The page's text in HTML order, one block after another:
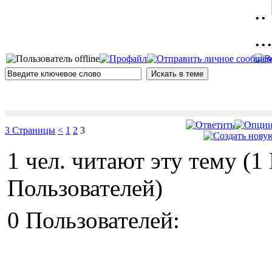
3 Страницы < 1 2 3
1 чел. читают эту тему
Пользователей)
0 Пользователей: